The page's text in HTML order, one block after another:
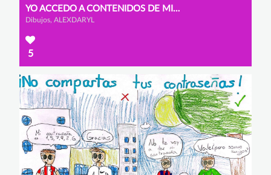
YO ACCEDO A CONTENIDOS DE MI EDAD
Dibujos, ALEXDARYL
5